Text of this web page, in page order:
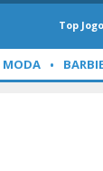
Top
MODA